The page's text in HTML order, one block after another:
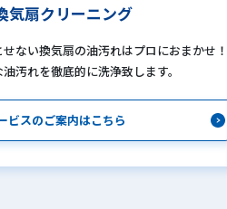
気扇クリーニング
ない換気扇の油汚れはプロにおまかせ！
汚れを徹底的に洗浄致します。
ビスのご案内はこちら